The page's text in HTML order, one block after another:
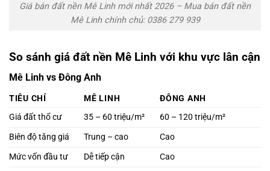
Giá bán đất nền Mê Linh mới nhất 2026 – Mua bán đất nền
Mê Linh chính chủ: 0386 279 939
So sánh giá đất nền Mê Linh với khu vực lân cận
Mê Linh vs Đông Anh
TIÊU CHÍ MÊ LINH
ĐÔNG ANH
Giá đất thổ cư
35 – 60 triệu/m²
60 – 120 triệu/m²
Biên độ tăng giá
Trung – cao
Cao
Mức vốn đầu tư
Dễ tiếp cận
Cao